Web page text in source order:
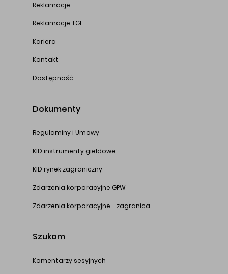
Reklamacje
Reklamacje TGE
Kariera
Kontakt
Dostępność
Dokumenty
Regulaminy i Umowy
KID instrumenty giełdowe
KID rynek zagraniczny
Zdarzenia korporacyjne GPW
Zdarzenia korporacyjne - zagranica
Szukam
Komentarzy sesyjnych